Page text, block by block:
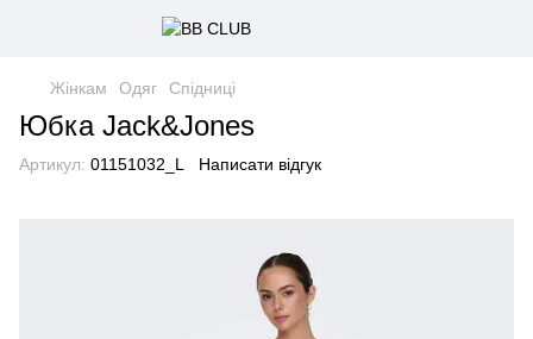
Жінкам Одяг Спідниці
Юбка Jack&Jones
Артикул: 01151032_L Написати відгук